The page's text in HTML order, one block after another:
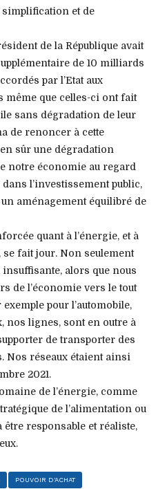
simplification et de
de la République avait
de 10 milliards
par l’Etat aux
même que celles-ci ont fait
sans dégradation de leur
de renoncer à cette
sûr une dégradation
notre économie au regard
l’investissement public,
aménagement équilibré de
quant à l’énergie, et à
fait jour. Non seulement
alors que nous
de l’économie vers le tout
exemple pour l’automobile,
nos lignes, sont en outre à
de transporter des
Nos réseaux étaient ainsi
2021.
de l’énergie, comme
de l’alimentation ou
être responsable et réaliste,
POUVOIR D'ACHAT